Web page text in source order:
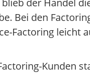
Bei den
Factoring leicht
Kunden